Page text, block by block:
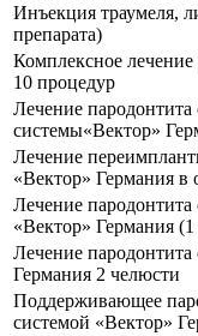
Инъекция траумеля,
препарата)
Комплексное
10 процедур
Лечение пародонтита
системы«Вектор»
Лечение
«Вектор» Германия в
Лечение
«Вектор» Германия
Лечение
Германия 2 челюсти
Поддерживающее
системой «Вектор»